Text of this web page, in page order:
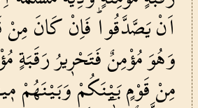
اَنْيَصَّدَّقُواۜفَاِنْكَانَمِنْ
وَهُوَمُؤْمِنٌفَتَحْر۪يرُرَقَبَةٍ
مِنْقَوْمٍبَيْنَكُمْوَبَيْنَهُمْ